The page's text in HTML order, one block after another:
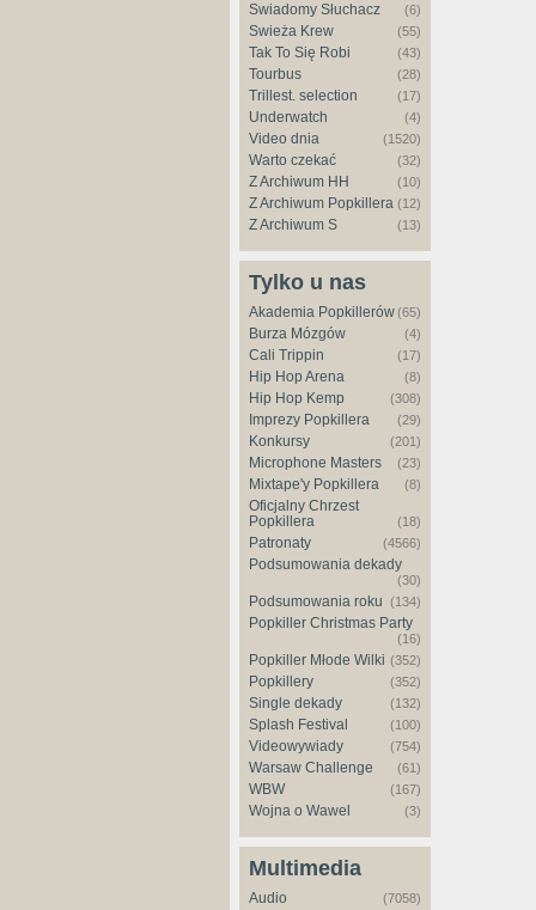
Świadomy Słuchacz (6)
Świeża Krew (55)
Tak To Się Robi (43)
Tourbus (28)
Trillest. selection (17)
Underwatch (4)
Video dnia (1520)
Warto czekać (32)
Z Archiwum HH (10)
Z Archiwum Popkillera (12)
Z Archiwum S (13)
Tylko u nas
Akademia Popkillerów(65)
Burza Mózgów (4)
Cali Trippin (17)
Hip Hop Arena (8)
Hip Hop Kemp (308)
Imprezy Popkillera (29)
Konkursy (201)
Microphone Masters (23)
Mixtape'y Popkillera (8)
Oficjalny Chrzest
Popkillera
(18)
Patronaty (4566)
Podsumowania dekady
(30)
Podsumowania roku (134)
Popkiller Christmas Party
(16)
Popkiller Młode Wilki (352)
Popkillery (352)
Single dekady (132)
Splash Festival (100)
Videowywiady (754)
Warsaw Challenge (61)
WBW (167)
Wojna o Wawel (3)
Multimedia
Audio (7058)